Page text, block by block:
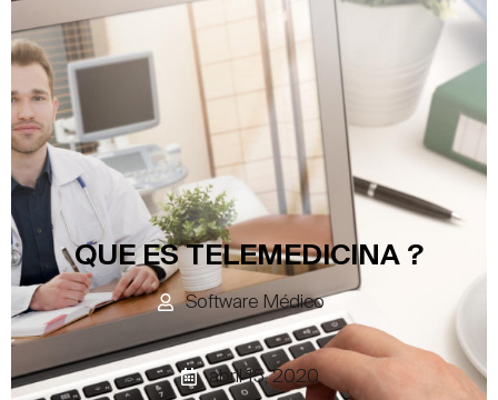
QUE ES TELEMEDICINA ?
Software Médico
abril 15, 2020